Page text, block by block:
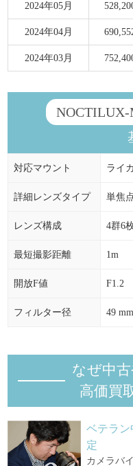
2024年05月
2024年04月
2024年03月
NOCTILUX-
対応マウント ライ
詳細レンズタイプ 単焦
レンズ構成 4群6
最短撮影距離 1m
開放F値 F1.2
フィルター径 49 mm
なぜ中
高価買
ベテラン
定
カメラバ